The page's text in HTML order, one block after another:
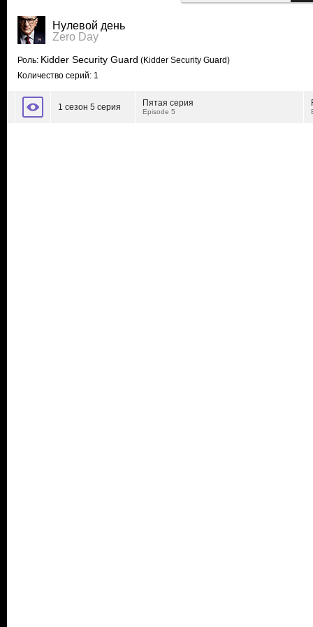
Нулевой день
Zero Day
Роль: Kidder Security Guard (Kidder Security Guard)
Количество серий: 1
1 сезон 5 серия Пятая серия
Episode 5